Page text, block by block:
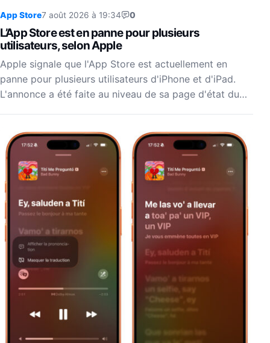
App Store7 août 2026 à 19:34 0
L’App Store est en panne pour plusieurs
utilisateurs, selon Apple
Apple signale que l'App Store est actuellement en
panne pour plusieurs utilisateurs d'iPhone et d'iPad.
L'annonce a été faite au niveau de sa page d'état du…